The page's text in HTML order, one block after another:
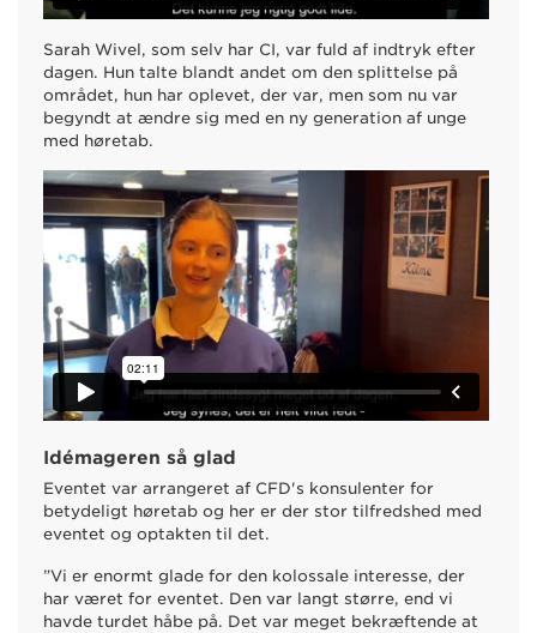
Sarah Wivel, som selv har CI, var fuld af indtryk efter
dagen. Hun talte blandt andet om den splittelse på
området, hun har oplevet, der var, men som nu var
begyndt at ændre sig med en ny generation af unge
med høretab.
Idémageren så glad
Eventet var arrangeret af CFD's konsulenter for
betydeligt høretab og her er der stor tilfredshed med
eventet og optakten til det.
”Vi er enormt glade for den kolossale interesse, der
har været for eventet. Den var langt større, end vi
havde turdet håbe på. Det var meget bekræftende at